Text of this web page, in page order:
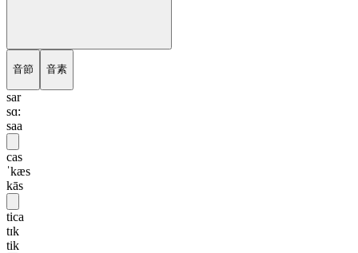
音節 音素
sar
sɑ:
saa
cas
ˈkæs
kās
tica
tɪk
tik